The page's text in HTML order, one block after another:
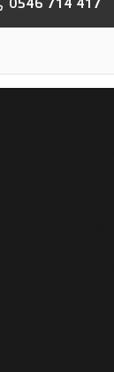
0546 714 417